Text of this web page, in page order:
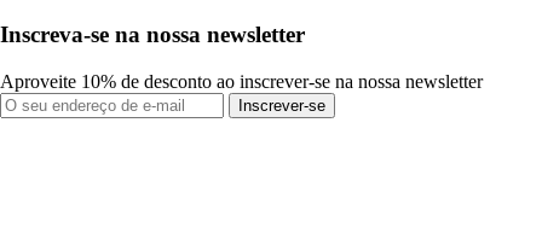
Inscreva-se na nossa newsletter
Aproveite 10% de desconto ao inscrever-se na nossa newsletter
Inscrever-se